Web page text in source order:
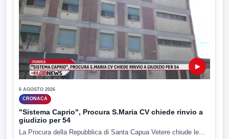
▶
6 AGOSTO 2026
CRONACA
"Sistema Caprio", Procura S.Maria CV chiede rinvio a
giudizio per 54
La Procura della Repubblica di Santa Capua Vetere chiude le...